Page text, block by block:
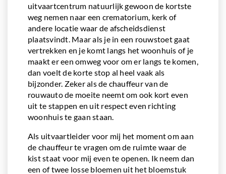
uitvaartcentrum natuurlijk gewoon de kortste
weg nemen naar een crematorium, kerk of
andere locatie waar de afscheidsdienst
plaatsvindt. Maar als je in een rouwstoet gaat
vertrekken en je komt langs het woonhuis of je
maakt er een omweg voor om er langs te komen,
dan voelt de korte stop al heel vaak als
bijzonder. Zeker als de chauffeur van de
rouwauto de moeite neemt om ook kort even
uit te stappen en uit respect even richting
woonhuis te gaan staan.
Als uitvaartleider voor mij het moment om aan
de chauffeur te vragen om de ruimte waar de
kist staat voor mij even te openen. Ik neem dan
een of twee losse bloemen uit het bloemstuk